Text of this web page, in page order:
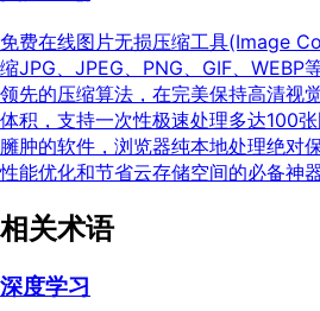
免费在线图片无损压缩工具(Image
缩JPG、JPEG、PNG、GIF、WEBP
领先的压缩算法，在完美保持高清视
体积，支持一次性极速处理多达100
臃肿的软件，浏览器纯本地处理绝对
性能优化和节省云存储空间的必备神器
相关术语
深度学习